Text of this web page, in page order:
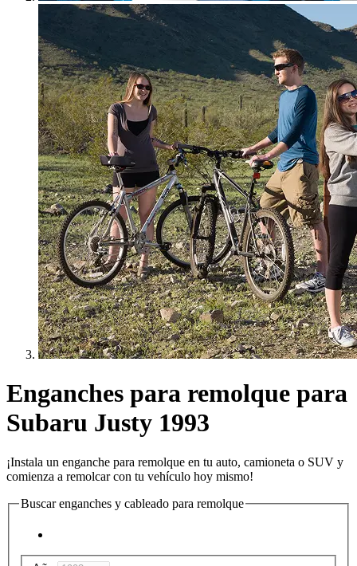
Enganches para remolque para
Subaru Justy 1993
¡Instala un enganche para remolque en tu auto, camioneta o SUV y
comienza a remolcar con tu vehículo hoy mismo!
Buscar enganches y cableado para remolque